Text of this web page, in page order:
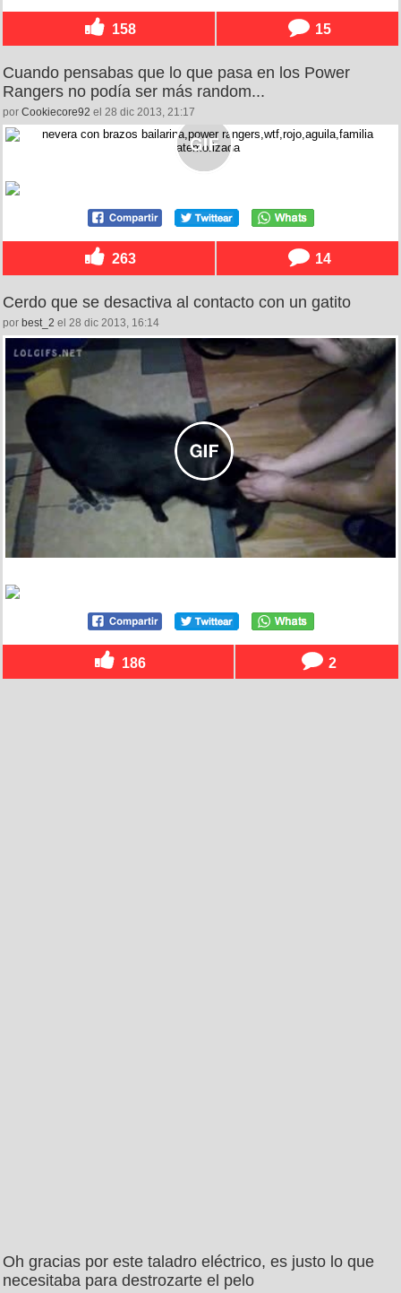
158 15
Cuando pensabas que lo que pasa en los Power
Rangers no podía ser más random...
por Cookiecore92 el 28 dic 2013, 21:17
263 14
Cerdo que se desactiva al contacto con un gatito
por best_2 el 28 dic 2013, 16:14
186 2
Oh gracias por este taladro eléctrico, es justo lo que
necesitaba para destrozarte el pelo